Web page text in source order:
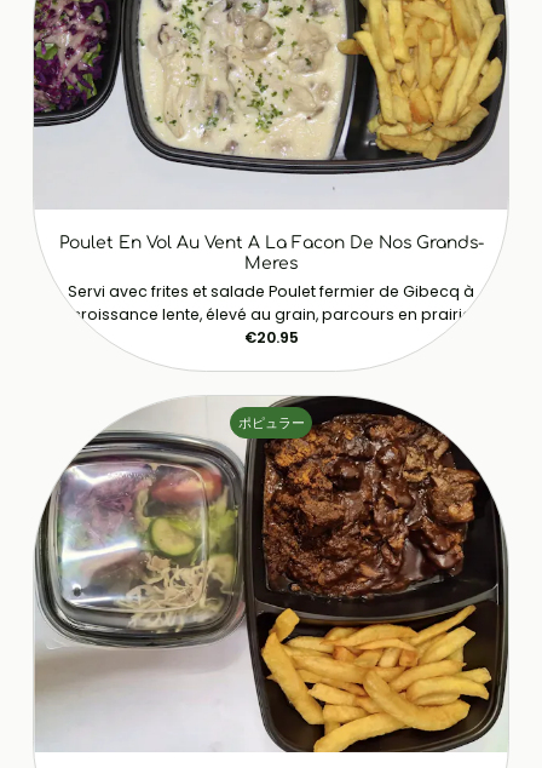
Poulet En Vol Au Vent A La Facon De Nos Grands-
Meres
Servi avec frites et salade Poulet fermier de Gibecq à
croissance lente, élevé au grain, parcours en prairie
€20.95
ポピュラー